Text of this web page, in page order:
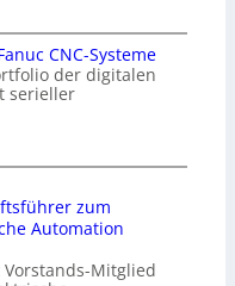
CNC-Systeme
der digitalen
serieller
zum
Automation
Mitglied